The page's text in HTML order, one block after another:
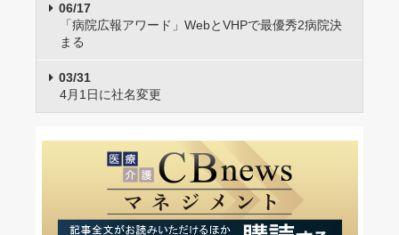
06/17
「病院広報アワード」WebとVHPで最優秀2病院決
まる
03/31
4月1日に社名変更